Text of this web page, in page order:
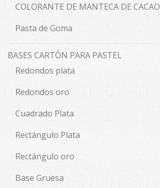
COLORANTE DE MANTECA DE CACAO
Pasta de Goma
BASES CARTÓN PARA PASTEL
Redondos plata
Redondos oro
Cuadrado Plata
Rectángulo Plata
Rectángulo oro
Base Gruesa